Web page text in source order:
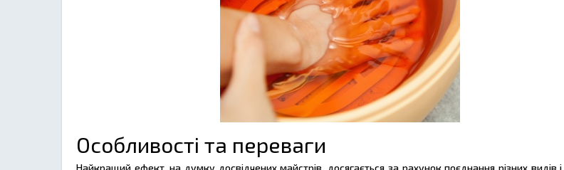
Особливості та переваги
Найкращий ефект, на думку досвідчених майстрів, досягається за рахунок поєднання різних видів і